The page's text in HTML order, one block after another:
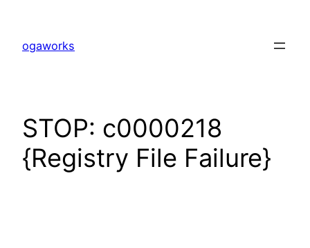
ogaworks
STOP: c0000218
{Registry File Failure}